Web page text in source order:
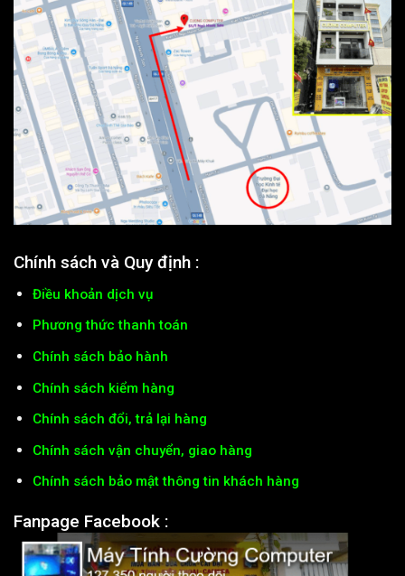
Chính sách và Quy định :
Điều khoản dịch vụ
Phương thức thanh toán
Chính sách bảo hành
Chính sách kiểm hàng
Chính sách đổi, trả lại hàng
Chính sách vận chuyển, giao hàng
Chính sách bảo mật thông tin khách hàng
Fanpage Facebook :